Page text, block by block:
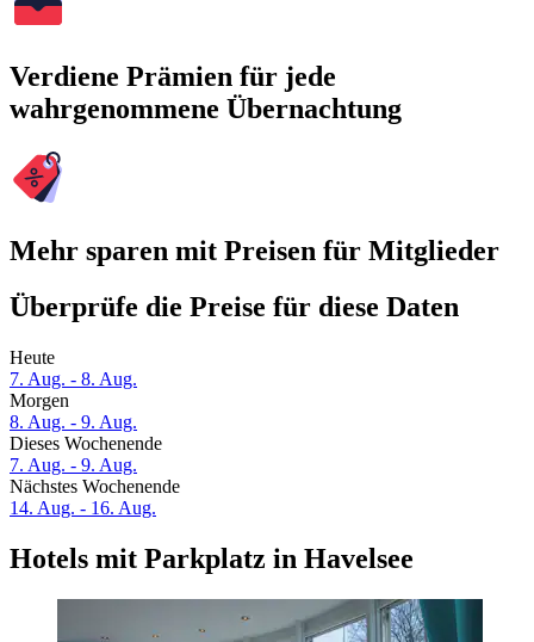
Verdiene Prämien für jede
wahrgenommene Übernachtung
Mehr sparen mit Preisen für Mitglieder
Überprüfe die Preise für diese Daten
Heute
7. Aug. - 8. Aug.
Morgen
8. Aug. - 9. Aug.
Dieses Wochenende
7. Aug. - 9. Aug.
Nächstes Wochenende
14. Aug. - 16. Aug.
Hotels mit Parkplatz in Havelsee